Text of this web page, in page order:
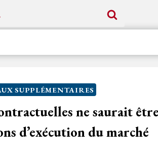
SUPPLÉMENTAIRES
ne saurait
d’exécution du marché